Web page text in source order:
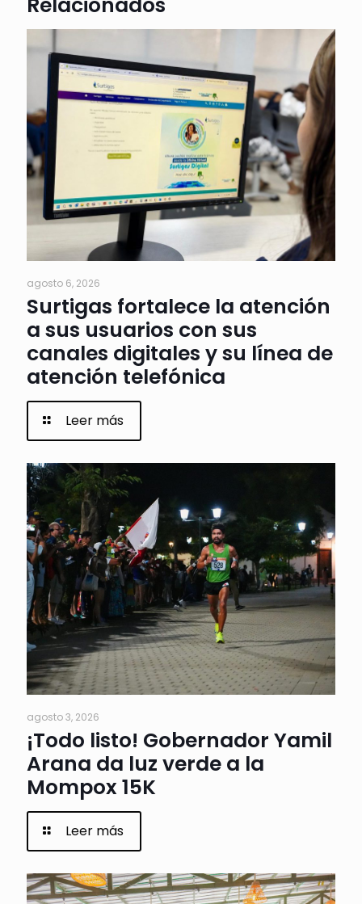
agosto 6, 2026
Surtigas fortalece la atención
a sus usuarios con sus
canales digitales y su línea de
atención telefónica
Leer más
agosto 3, 2026
¡Todo listo! Gobernador Yamil
Arana da luz verde a la
Mompox 15K
Leer más